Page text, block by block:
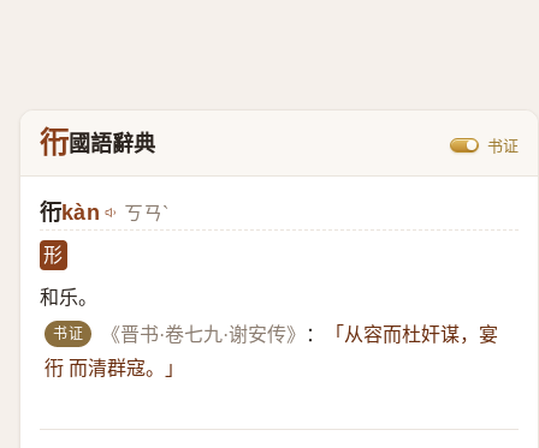
衎國語辭典 书证
衎kàn ㄎㄢˋ
形
和乐。
书证 《晋书·卷七九·谢安传》 ：
「从容而杜奸谋，宴
衎 而清群寇。」